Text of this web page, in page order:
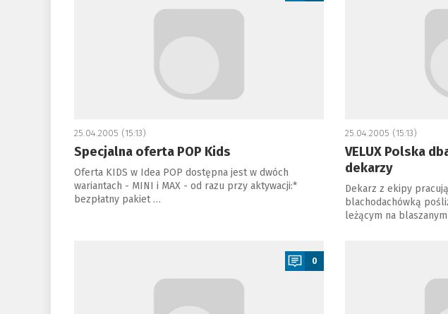
25.04.2005 (15:13)
Specjalna oferta POP Kids
Oferta KIDS w Idea POP dostępna jest w dwóch
wariantach - MINI i MAX - od razu przy aktywacji:*
bezpłatny pakiet …
25.04.2005 (15:13)
VELUX Polska
dekarzy
Dekarz z ekipy
blachodachówką
leżącym na
0